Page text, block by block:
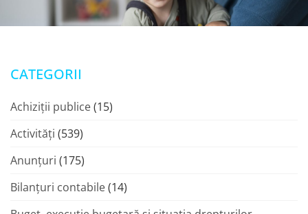
CATEGORII
Achiziții publice(15)
Activități (539)
Anunțuri (175)
Bilanțuri contabile(14)